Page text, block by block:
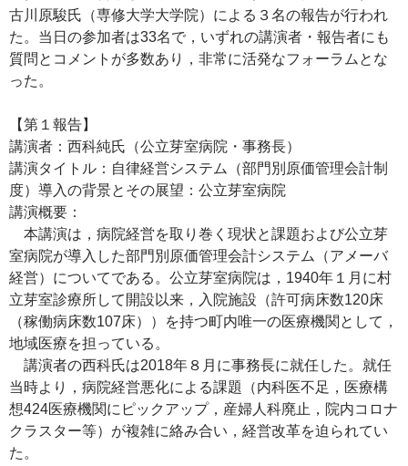
古川原駿氏（専修大学大学院）による３名の報告が行われ
た。当日の参加者は33名で，いずれの講演者・報告者にも
質問とコメントが多数あり，非常に活発なフォーラムとな
った。
【第１報告】
講演者：西科純氏（公立芽室病院・事務長）
講演タイトル：自律経営システム（部門別原価管理会計制
度）導入の背景とその展望：公立芽室病院
講演概要：
本講演は，病院経営を取り巻く現状と課題および公立芽
室病院が導入した部門別原価管理会計システム（アメーバ
経営）についてである。公立芽室病院は，1940年１月に村
立芽室診療所して開設以来，入院施設（許可病床数120床
（稼働病床数107床））を持つ町内唯一の医療機関として，
地域医療を担っている。
講演者の西科氏は2018年８月に事務長に就任した。就任
当時より，病院経営悪化による課題（内科医不足，医療構
想424医療機関にピックアップ，産婦人科廃止，院内コロナ
クラスター等）が複雑に絡み合い，経営改革を迫られてい
た。